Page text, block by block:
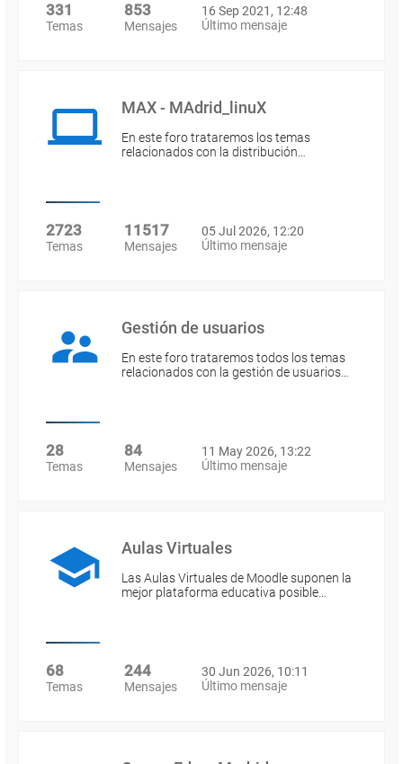
331
Temas
853
Mensajes
16 Sep 2021, 12:48
Último mensaje
MAX - MAdrid_linuX
En este foro trataremos los temas
relacionados con la distribución…
2723
Temas
11517
Mensajes
05 Jul 2026, 12:20
Último mensaje
Gestión de usuarios
En este foro trataremos todos los temas
relacionados con la gestión de usuarios…
28
Temas
84
Mensajes
11 May 2026, 13:22
Último mensaje
Aulas Virtuales
Las Aulas Virtuales de Moodle suponen la
mejor plataforma educativa posible…
68
Temas
244
Mensajes
30 Jun 2026, 10:11
Último mensaje